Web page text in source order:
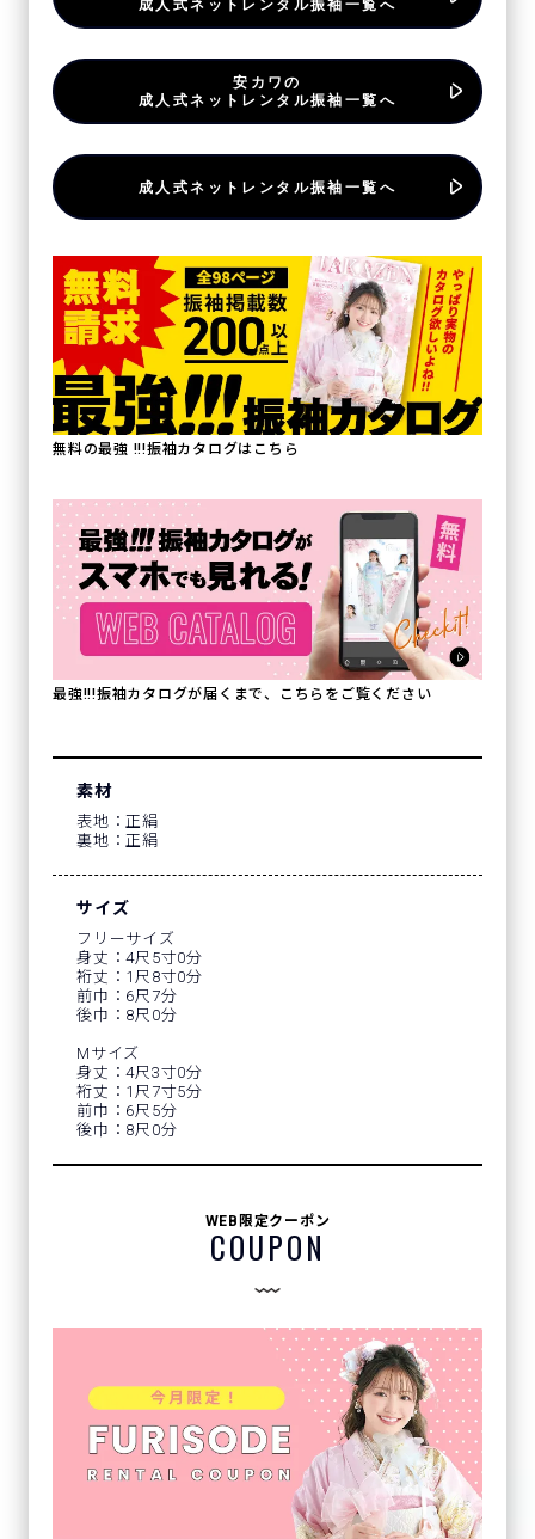
成人式ネットレンタル振袖一覧へ
安カワの
成人式ネットレンタル振袖一覧へ
成人式ネットレンタル振袖一覧へ
無料の最強 !!!振袖カタログはこちら
最強!!!振袖カタログが届くまで、こちらをご覧ください
素材
表地：正絹
裏地：正絹
サイズ
フリーサイズ
身丈：4尺5寸0分
裄丈：1尺8寸0分
前巾：6尺7分
後巾：8尺0分
Mサイズ
身丈：4尺3寸0分
裄丈：1尺7寸5分
前巾：6尺5分
後巾：8尺0分
WEB限定クーポン
COUPON